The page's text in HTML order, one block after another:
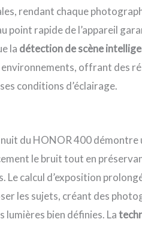
rendant chaque
point rapide de l’appareil
la détection de scène
offrant des
conditions d’éclairage.
du HONOR 400
le bruit tout en
Le calcul d’exposition
les sujets, créant des
lumières bien définies. La